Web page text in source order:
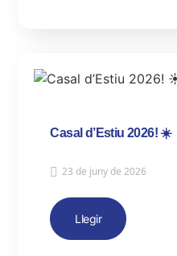
Casal d’Estiu 2026! ☀️
23 de juny de 2026
Llegir